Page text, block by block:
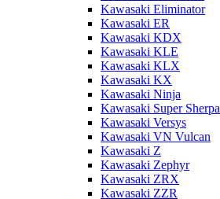
Kawasaki Eliminator
Kawasaki ER
Kawasaki KDX
Kawasaki KLE
Kawasaki KLX
Kawasaki KX
Kawasaki Ninja
Kawasaki Super Sherpa
Kawasaki Versys
Kawasaki VN Vulcan
Kawasaki Z
Kawasaki Zephyr
Kawasaki ZRX
Kawasaki ZZR